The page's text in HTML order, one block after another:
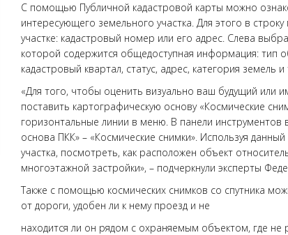
С помощью Публичной кадастровой карты можно
интересующего земельного участка. Для этого в
участке: кадастровый номер или его адрес. Слева
которой содержится общедоступная информация: тип
кадастровый квартал, статус, адрес, категория земель и
«Для того, чтобы оценить визуально ваш будущий или
поставить картографическую основу «Космические
горизонтальные линии в меню. В панели инструментов
основа ПКК» – «Космические снимки». Используя
участка, посмотреть, как расположен объект
многоэтажной застройки», – подчеркнули эксперты
Также с помощью космических снимков со спутника
от дороги, удобен ли к нему проезд и не
находится ли он рядом с охраняемым объектом, где